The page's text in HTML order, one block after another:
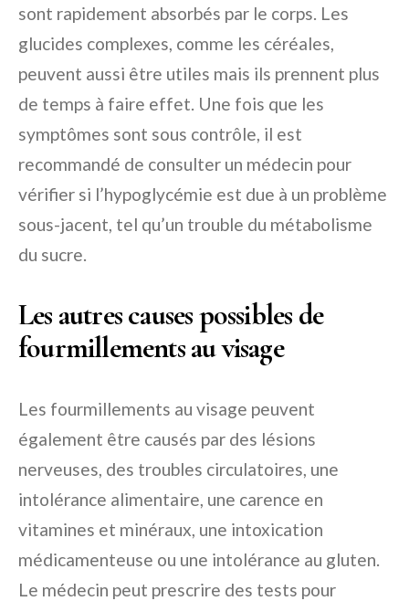
sont rapidement absorbés par le corps. Les
glucides complexes, comme les céréales,
peuvent aussi être utiles mais ils prennent plus
de temps à faire effet. Une fois que les
symptômes sont sous contrôle, il est
recommandé de consulter un médecin pour
vérifier si l’hypoglycémie est due à un problème
sous-jacent, tel qu’un trouble du métabolisme
du sucre.
Les autres causes possibles de
fourmillements au visage
Les fourmillements au visage peuvent
également être causés par des lésions
nerveuses, des troubles circulatoires, une
intolérance alimentaire, une carence en
vitamines et minéraux, une intoxication
médicamenteuse ou une intolérance au gluten.
Le médecin peut prescrire des tests pour